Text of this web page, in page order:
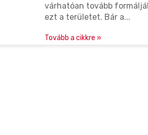
várhatóan tovább
ezt a területet. Bár a...
Tovább a cikkre »